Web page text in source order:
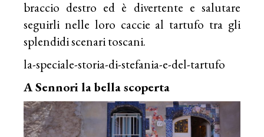
braccio destro ed è divertente e salutare
seguirli nelle loro caccie al tartufo tra gli
splendidi scenari toscani.
la-speciale-storia-di-stefania-e-del-tartufo
A Sennori la bella scoperta